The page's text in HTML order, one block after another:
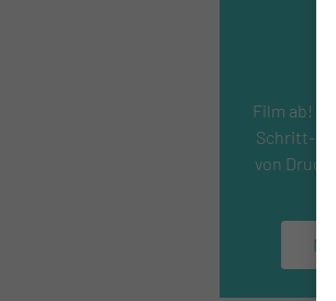
Film ab!
Schritt-
von